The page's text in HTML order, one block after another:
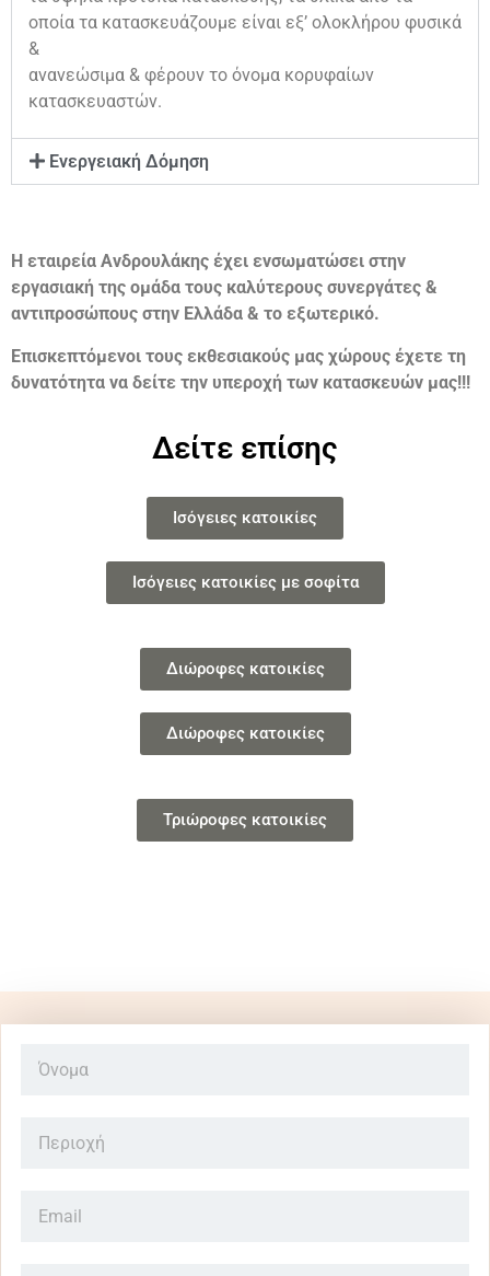
οποία τα κατασκευάζουμε είναι εξ’ ολοκλήρου φυσικά
&
ανανεώσιμα & φέρουν το όνομα κορυφαίων
κατασκευαστών.
Ενεργειακή Δόμηση
Η εταιρεία Ανδρουλάκης έχει ενσωματώσει στην
εργασιακή της ομάδα τους καλύτερους συνεργάτες &
αντιπροσώπους στην Ελλάδα & το εξωτερικό.
Επισκεπτόμενοι τους εκθεσιακούς μας χώρους έχετε τη
δυνατότητα να δείτε την υπεροχή των κατασκευών μας!!!
Δείτε επίσης
Ισόγειες κατοικίες
Ισόγειες κατοικίες με σοφίτα
Διώροφες κατοικίες
Διώροφες κατοικίες
Τριώροφες κατοικίες